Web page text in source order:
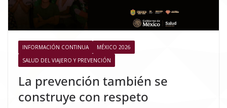
INFORMACIÓN CONTINUA
MÉXICO 2026
SALUD DEL VIAJERO Y PREVENCIÓN
La prevención también se
construye con respeto